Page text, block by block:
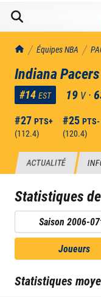
TrashTalk Actu NBA
Équipes NBA
Indiana Pacers
#14 EST 19 V ·
#27 PTS+
(112.4)
#25 PTS-
(120.4)
ACTUALITÉ
Statistiques
Saison 2006-07
Joueurs
Statistiques